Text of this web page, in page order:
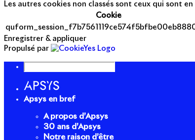
Les autres cookies non classés sont ceux qui sont
Cookie
Enregistrer & appliquer
Propulsé par
Apsys en bref
A propos d’Apsys
30 ans d’Apsys
Notre raison d’être